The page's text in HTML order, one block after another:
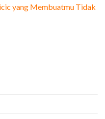
yang Membuatmu Tidak